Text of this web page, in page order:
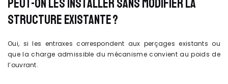
PEUT-ON LES INSTALLER SANS MODIFIER LA
STRUCTURE EXISTANTE ?
Oui, si les entraxes correspondent aux perçages existants ou
que la charge admissible du mécanisme convient au poids de
l’ouvrant.